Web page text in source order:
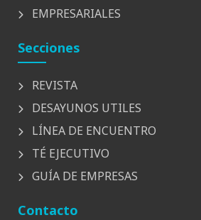
EMPRESARIALES
Secciones
REVISTA
DESAYUNOS UTILES
LÍNEA DE ENCUENTRO
TÉ EJECUTIVO
GUÍA DE EMPRESAS
Contacto